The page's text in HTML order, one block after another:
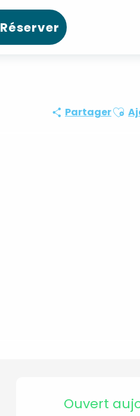
Réserver
Partager
Ouvert